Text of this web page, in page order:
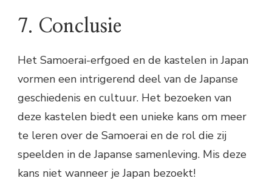
7. Conclusie
Het Samoerai-erfgoed en de kastelen in Japan
vormen een intrigerend deel van de Japanse
geschiedenis en cultuur. Het bezoeken van
deze kastelen biedt een unieke kans om meer
te leren over de Samoerai en de rol die zij
speelden in de Japanse samenleving. Mis deze
kans niet wanneer je Japan bezoekt!